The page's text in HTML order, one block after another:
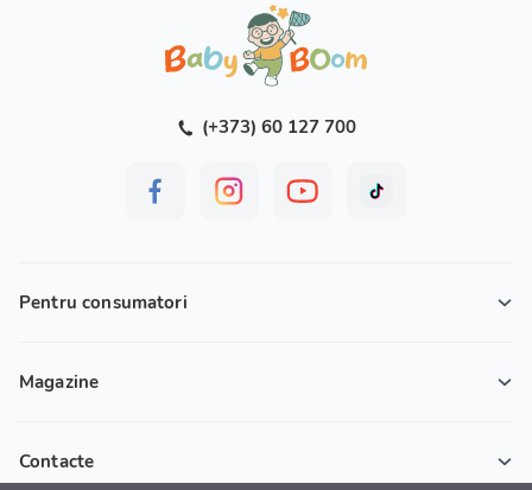
(+373) 60 127 700
Pentru consumatori
Magazine
Contacte